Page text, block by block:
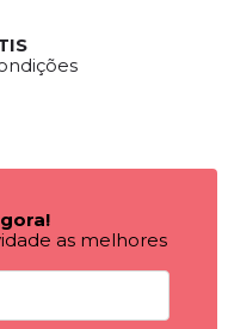
as melhores